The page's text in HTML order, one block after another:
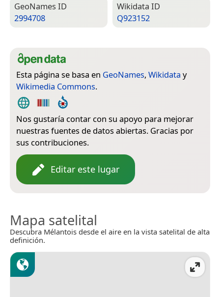
Geo­Names ID
2994708
Wiki­data ID
Q923152
Esta página se basa en GeoNames, Wikidata y
Wikimedia Commons.
Nos gustaría contar con su apoyo para mejorar
nuestras fuentes de datos abiertas. Gracias por
sus contribuciones.
Editar este lugar
Mapa satelital
Descubra Mélantois desde el aire en la vista satelital de alta
definición.